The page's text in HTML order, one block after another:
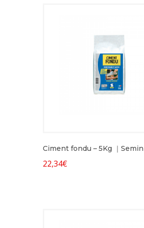
Ciment fondu – 5Kg ｜Semin
22,34€